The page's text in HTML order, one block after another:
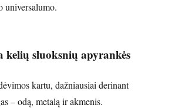
universalumo.
kelių sluoksnių apyrankės
kartu, dažniausiai derinant
– odą, metalą ir akmenis.